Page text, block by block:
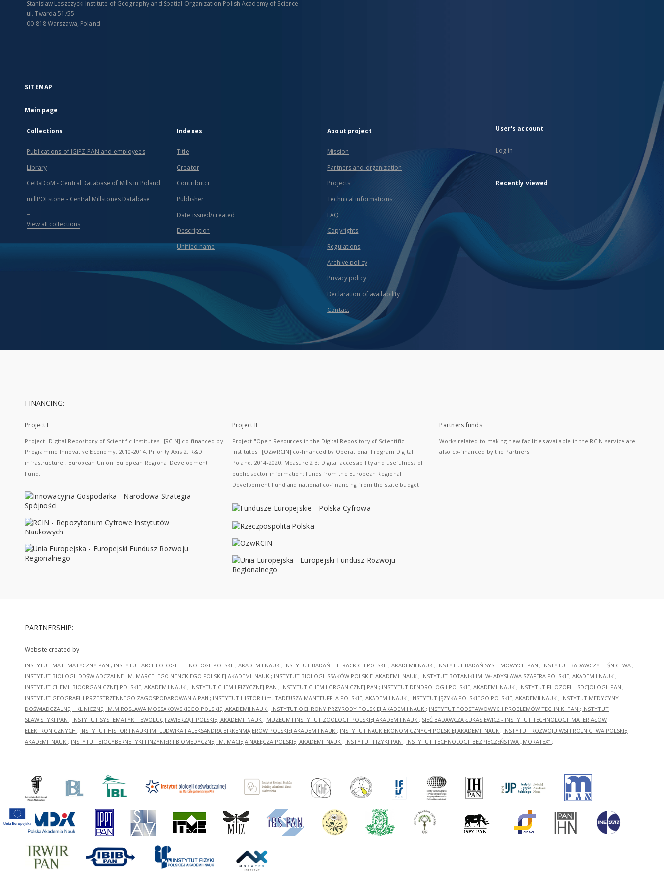
Stanislaw Leszczycki Institute of Geography and Spatial Organization Polish Academy of Science
ul. Twarda 51/55
00-818 Warszawa, Poland
SITEMAP
Main page
Collections
Publications of IGiPZ PAN and employees
Library
CeBaDoM - Central Database of Mills in Poland
millPOLstone - Central Millstones Database
...
View all collections
Indexes
Title
Creator
Contributor
Publisher
Date issued/created
Description
Unified name
About project
Mission
Partners and organization
Projects
Technical informations
FAQ
Copyrights
Regulations
Archive policy
Privacy policy
Declaration of availability
Contact
User's account
Log in
Recently viewed
FINANCING:
Project I
Project "Digital Repository of Scientific Institutes" [RCIN] co-financed by
Programme Innovative Economy, 2010-2014, Priority Axis 2. R&D
infrastructure ; European Union. European Regional Development
Fund.
Project II
Project "Open Resources in the Digital Repository of Scientific
Institutes" [OZwRCIN] co-financed by Operational Program Digital
Poland, 2014-2020, Measure 2.3: Digital accessibility and usefulness of
public sector information; funds from the European Regional
Development Fund and national co-financing from the state budget.
Partners funds
Works related to making new facilities available in the RCIN service are
also co-financed by the Partners.
PARTNERSHIP:
Website created by
INSTYTUT MATEMATYCZNY PAN ; INSTYTUT ARCHEOLOGII I ETNOLOGII POLSKIEJ AKADEMII NAUK ; INSTYTUT BADAŃ LITERACKICH POLSKIEJ AKADEMII NAUK ; INSTYTUT BADAŃ SYSTEMOWYCH PAN ; INSTYTUT BADAWCZY LEŚNICTWA ;
INSTYTUT BIOLOGII DOŚWIADCZALNEJ IM. MARCELEGO NENCKIEGO POLSKIEJ AKADEMII NAUK ; INSTYTUT BIOLOGII SSAKÓW POLSKIEJ AKADEMII NAUK ; INSTYTUT BOTANIKI IM. WŁADYSŁAWA SZAFERA POLSKIEJ AKADEMII NAUK ;
INSTYTUT CHEMII BIOORGANICZNEJ POLSKIEJ AKADEMII NAUK ; INSTYTUT CHEMII FIZYCZNEJ PAN ; INSTYTUT CHEMII ORGANICZNEJ PAN ; INSTYTUT DENDROLOGII POLSKIEJ AKADEMII NAUK ; INSTYTUT FILOZOFII I SOCJOLOGII PAN ;
INSTYTUT GEOGRAFII I PRZESTRZENNEGO ZAGOSPODAROWANIA PAN ; INSTYTUT HISTORII im. TADEUSZA MANTEUFFLA POLSKIEJ AKADEMII NAUK ; INSTYTUT JĘZYKA POLSKIEGO POLSKIEJ AKADEMII NAUK ; INSTYTUT MEDYCYNY
DOŚWIADCZALNEJ I KLINICZNEJ IM.MIROSŁAWA MOSSAKOWSKIEGO POLSKIEJ AKADEMII NAUK ; INSTYTUT OCHRONY PRZYRODY POLSKIEJ AKADEMII NAUK ; INSTYTUT PODSTAWOWYCH PROBLEMÓW TECHNIKI PAN ; INSTYTUT
SLAWISTYKI PAN ; INSTYTUT SYSTEMATYKI I EWOLUCJI ZWIERZĄT POLSKIEJ AKADEMII NAUK ; MUZEUM I INSTYTUT ZOOLOGII POLSKIEJ AKADEMII NAUK ; SIEĆ BADAWCZA ŁUKASIEWICZ - INSTYTUT TECHNOLOGII MATERIAŁÓW
ELEKTRONICZNYCH ; INSTYTUT HISTORII NAUKI IM. LUDWIKA I ALEKSANDRA BIRKENMAJERÓW POLSKIEJ AKADEMII NAUK ; INSTYTUT NAUK EKONOMICZNYCH POLSKIEJ AKADEMII NAUK ; INSTYTUT ROZWOJU WSI I ROLNICTWA POLSKIEJ
AKADEMII NAUK ; INSTYTUT BIOCYBERNETYKI I INŻYNIERII BIOMEDYCZNEJ IM. MACIEJA NAŁĘCZA POLSKIEJ AKADEMII NAUK ; INSTYTUT FIZYKI PAN ; INSTYTUT TECHNOLOGII BEZPIECZEŃSTWA „MORATEX” ;